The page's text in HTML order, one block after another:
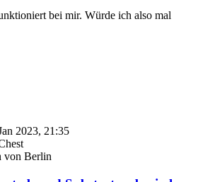
bei mir. Würde ich also mal
2023, 21:35
von Berlin